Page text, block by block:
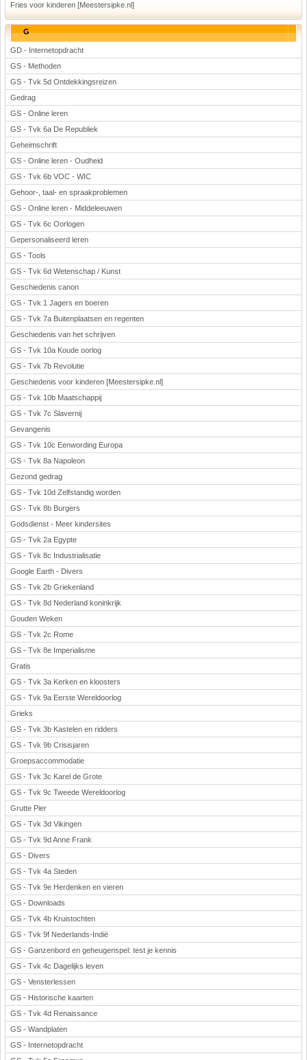
Fries voor kinderen [Meestersipke.nl]
G
GD - Internetopdracht
GS - Methoden
GS - Tvk 5d Ontdekkingsreizen
Gedrag
GS - Online leren
GS - Tvk 6a De Republiek
Geheimschrift
GS - Online leren - Oudheid
GS - Tvk 6b VOC - WIC
Gehoor-, taal- en spraakproblemen
GS - Online leren - Middeleeuwen
GS - Tvk 6c Oorlogen
Gepersonaliseerd leren
GS - Tools
GS - Tvk 6d Wetenschap / Kunst
Geschiedenis canon
GS - Tvk 1 Jagers en boeren
GS - Tvk 7a Buitenplaatsen en regenten
Geschiedenis van het schrijven
GS - Tvk 10a Koude oorlog
GS - Tvk 7b Revolutie
Geschiedenis voor kinderen [Meestersipke.nl]
GS - Tvk 10b Maatschappij
GS - Tvk 7c Slavernij
Gevangenis
GS - Tvk 10c Eenwording Europa
GS - Tvk 8a Napoleon
Gezond gedrag
GS - Tvk 10d Zelfstandig worden
GS - Tvk 8b Burgers
Godsdienst - Meer kindersites
GS - Tvk 2a Egypte
GS - Tvk 8c Industrialisatie
Google Earth - Divers
GS - Tvk 2b Griekenland
GS - Tvk 8d Nederland koninkrijk
Gouden Weken
GS - Tvk 2c Rome
GS - Tvk 8e Imperialisme
Gratis
GS - Tvk 3a Kerken en kloosters
GS - Tvk 9a Eerste Wereldoorlog
Grieks
GS - Tvk 3b Kastelen en ridders
GS - Tvk 9b Crisisjaren
Groepsaccommodatie
GS - Tvk 3c Karel de Grote
GS - Tvk 9c Tweede Wereldoorlog
Grutte Pier
GS - Tvk 3d Vikingen
GS - Tvk 9d Anne Frank
GS - Divers
GS - Tvk 4a Steden
GS - Tvk 9e Herdenken en vieren
GS - Downloads
GS - Tvk 4b Kruistochten
GS - Tvk 9f Nederlands-Indië
GS - Ganzenbord en geheugenspel: test je kennis
GS - Tvk 4c Dagelijks leven
GS - Vensterlessen
GS - Historische kaarten
GS - Tvk 4d Renaissance
GS - Wandplaten
GS - Internetopdracht